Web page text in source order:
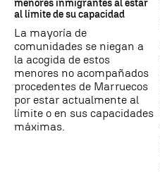
menores inmigrantes al estar
al límite de su capacidad
La mayoría de
comunidades se niegan a
la acogida de estos
menores no acompañados
procedentes de Marruecos
por estar actualmente al
límite o en sus capacidades
máximas.